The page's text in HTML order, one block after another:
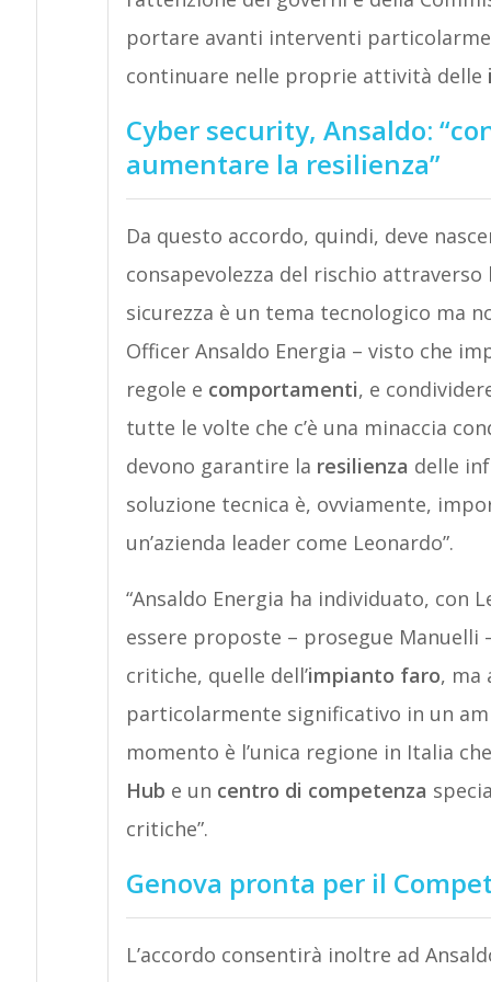
portare avanti interventi
continuare nelle proprie attività delle
Cyber security, Ansaldo:
aumentare la resilienza”
Da questo accordo, quindi, deve
consapevolezza del rischio attraverso
sicurezza è un tema tecnologico ma
Officer Ansaldo Energia – visto che
regole e comportamenti, e
tutte le volte che c’è una minaccia
devono garantire la resilienza delle
soluzione tecnica è, ovviamente,
un’azienda leader come Leonardo”.
“Ansaldo Energia ha individuato, con
essere proposte – prosegue
critiche, quelle dell’impianto faro, ma
particolarmente significativo in un
momento è l’unica regione in Italia
Hub e un centro di competenza
critiche”.
Genova pronta per il
L’accordo consentirà inoltre ad